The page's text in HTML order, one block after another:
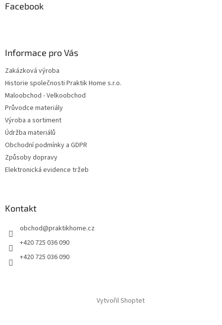
Facebook
Informace pro Vás
Zakázková výroba
Historie společnosti Praktik Home s.r.o.
Maloobchod - Velkoobchod
Průvodce materiály
Výroba a sortiment
Údržba materiálů
Obchodní podmínky a GDPR
Způsoby dopravy
Elektronická evidence tržeb
Kontakt
obchod@praktikhome.cz
+420 725 036 090
+420 725 036 090
Vytvořil Shoptet